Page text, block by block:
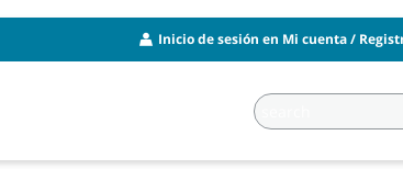
Inicio de sesión en Mi cuenta /